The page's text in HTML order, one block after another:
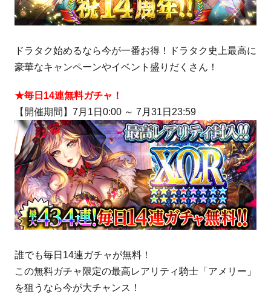
ドラタク始めるなら今が一番お得！ドラタク史上最高に
豪華なキャンペーンやイベント盛りだくさん！
★毎日14連無料ガチャ！
【開催期間】7月1日0:00 ～ 7月31日23:59
誰でも毎日14連ガチャが無料！
この無料ガチャ限定の最高レアリティ騎士「アメリー」
を狙うなら今が大チャンス！